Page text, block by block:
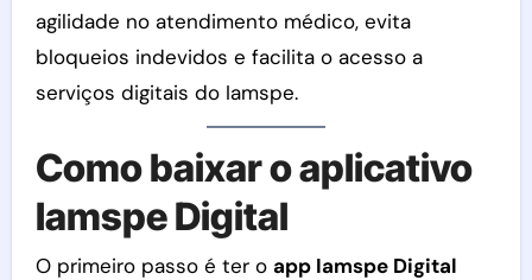
agilidade no atendimento médico, evita
bloqueios indevidos e facilita o acesso a
serviços digitais do Iamspe.
Como baixar o aplicativo
Iamspe Digital
O primeiro passo é ter o app Iamspe Digital